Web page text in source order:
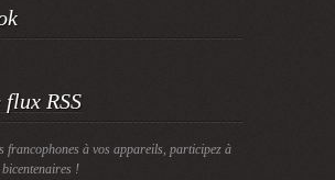
flux RSS
francophones à vos appareils, participez à
!